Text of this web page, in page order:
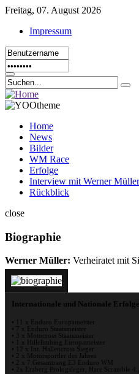
Freitag, 07. August 2026
Impressum
Home
News
Bilder
WM Race
Erfolge
Interview mit Werner Müller
Rückblick
close
Biographie
Werner Müller: Verheiratet mit
Internationale und Nationale Erfolge
• 11 x Enduro Europameister
• 7 x Enduro Staatsmeister
• 3 x Motocross Staatsmeister
• 1 x Hillclimbing Europameister
• 12 x Int. Hallencross Sieger
• 2 x Motorsportler des Jahres
• 2 x 7.Gesamtrang E3 Enduro WM
• 2x Erzberg Prologsieger, Hare Scramble